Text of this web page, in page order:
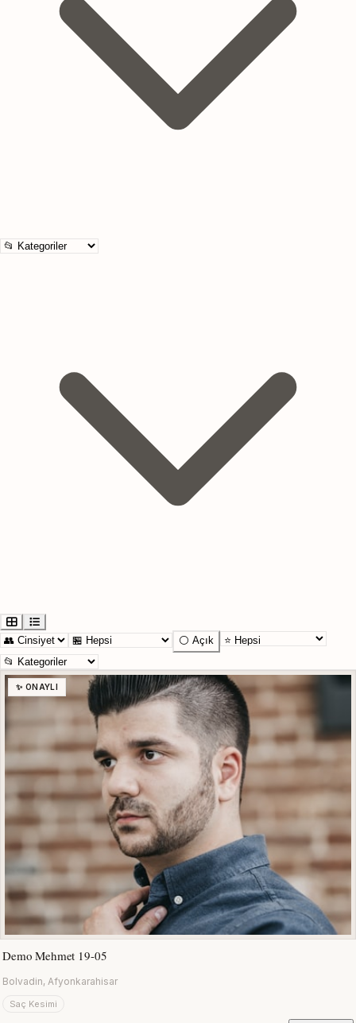
⚪ Açık
✨ ONAYLI
Demo Mehmet 19-05
Bolvadin, Afyonkarahisar
Saç Kesimi